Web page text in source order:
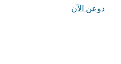
في ما يتعلق بما يأتي
دوعن الآن